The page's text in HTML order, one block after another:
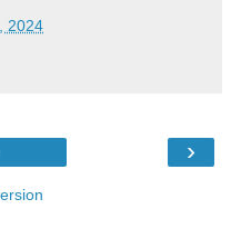
2024
›